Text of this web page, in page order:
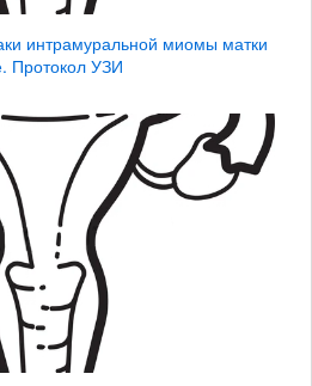
интрамуральной миомы матки
Протокол УЗИ